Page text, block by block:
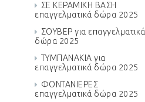
ΣΕ ΚΕΡΑΜΙΚΗ ΒΑΣΗ
επαγγελματικά δώρα 2025
ΣΟΥΒΕΡ για επαγγελματικά
δώρα 2025
ΤΥΜΠΑΝΑΚΙΑ για
επαγγελματικά δώρα 2025
ΦΟΝΤΑΝΙΕΡΕΣ
επαγγελματικά δώρα 2025